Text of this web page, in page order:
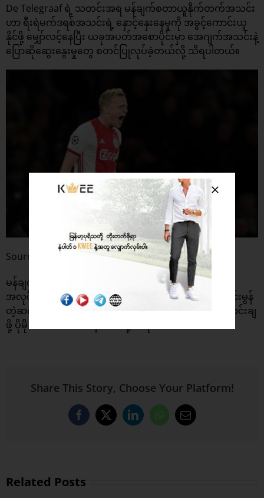
De Telegraaf ရဲ့ သတင်းအရ မန်ချက်စတာယူနိုက်တက်အသင်း
ဟာ ရီးရဲမက်ဒရစ်အသင်းရဲ့ နှောင့်နှေးနေမှုကို အခွင့်ကောင်းယူ
နိုင်ဖို့ မျှော်လင့်နေပြီး ယခုအပတ်အစောပိုင်းမှာ အေဂျက်အသင်းနဲ့
ပြောဆိုဆွေးနွေးမှုတွေ စတင်ပြုလုပ်ခဲ့တယ်လို့ သိရပါတယ်။
Source :
Sportskeeda
မန်ချက်စတာယူနိုက်တက်နဲ့ အေဂျက်အသင်းရဲ့
အလုပ်အမှုဆောင်ချုပ် အက်ဒွင်ဗန်ဒါဆားတို့ကြားက ကောင်းမွန်
တဲ့ဆက်ဆံရေးက အေဂျက်အသင်းကို လျင်လျင်မြန်မြန်ရောင်းချ
ဖို့ ပိုမို အလေးသာစေနေတယ်လို့ သိရပါတယ်။
Share This Story, Choose Your Platform!
Facebook
X LinkedInWhatsApp
Email
Related Posts